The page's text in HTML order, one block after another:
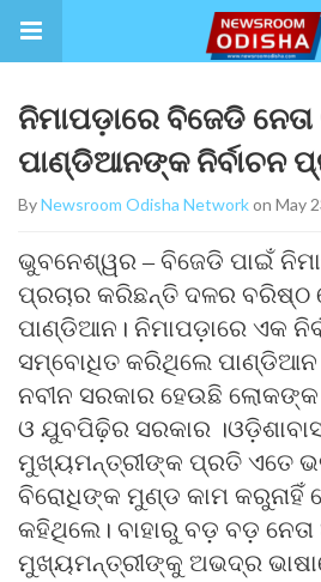
ନିମାପଡ଼ାରେ ବିଜେଡି ନେତା
ପାଣ୍ଡିଆନଙ୍କ ନିର୍ବାଚନ
ByNewsroom Odisha Networkon May
ଭୁବନେଶ୍ୱର – ବିଜେଡି ପାଇଁ
ପ୍ରଚାର କରିଛନ୍ତି ଦଳର ବରିଷ୍ଠ
ପାଣ୍ଡିଆନ। ନିମାପଡ଼ାରେ ଏକ
ସମ୍ବୋଧିତ କରିଥିଲେ
ନବୀନ ସରକାର ହେଉଛି ଲୋକଙ୍କ
ଓ ଯୁବପିଢ଼ିର ସରକାର
ମୁଖ୍ୟମନ୍ତ୍ରୀଙ୍କ ପ୍ରତି ଏତେ
ବିରୋଧିଙ୍କ ମୁଣ୍ଡ କାମ
କହିଥିଲେ। ବାହାରୁ ବଡ଼ ବଡ଼
ମୁଖ୍ୟମନ୍ତ୍ରୀଙ୍କୁ ଅଭଦ୍ର